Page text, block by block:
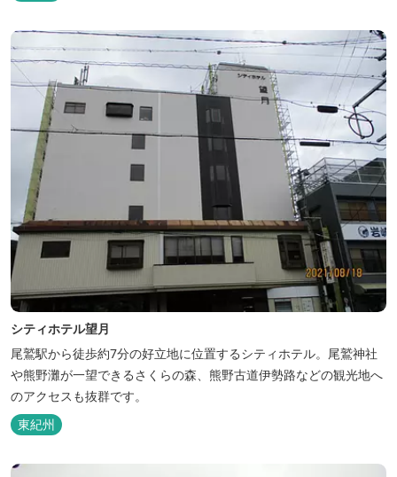
シティホテル望月
尾鷲駅から徒歩約7分の好立地に位置するシティホテル。尾鷲神社
や熊野灘が一望できるさくらの森、熊野古道伊勢路などの観光地へ
のアクセスも抜群です。
東紀州